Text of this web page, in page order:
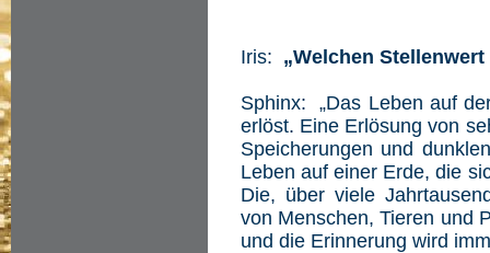
Iris: „Welchen
Sphinx: „Das Leben auf
erlöst. Eine Erlösung von
Speicherungen und
Leben auf einer Erde, die
Die, über viele
von Menschen, Tieren und
und die Erinnerung wird